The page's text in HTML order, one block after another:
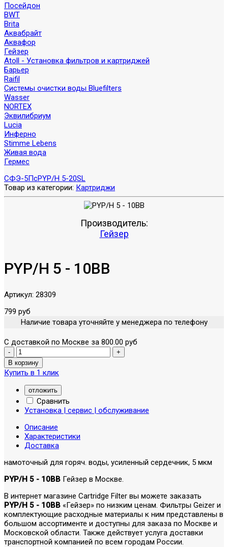
Посейдон
BWT
Brita
Аквабрайт
Аквафор
Гейзер
Atoll - Установка фильтров и картриджей
Барьер
Raifil
Системы очистки воды Bluefilters
Wasser
NORTEX
Эквилибриум
Lucia
Инферно
Stimme Lebens
Живая вода
Гермес
СФЭ-5ПсPYP/H 5-20SL
Товар из категории: Картриджи
Производитель:
Гейзер
PYP/H 5 - 10BB
Артикул: 28309
799 руб
Наличие товара уточняйте у менеджера по телефону
С доставкой по Москве за 800.00 руб
Купить в 1 клик
отложить
Сравнить
Установка | сервис | обслуживание
Описание
Характеристики
Доставка
намоточный для горяч. воды, усиленный сердечник, 5 мкм
PYP/H 5 - 10BB Гейзер в Москве.
В интернет магазине Cartridge Filter вы можете заказать
PYP/H 5 - 10BB «Гейзер» по низким ценам. Фильтры Geizer и
комплектующие расходные материалы к ним представлены в
большом ассортименте и доступны для заказа по Москве и
Московской области. Также действует услуга доставки
транспортной компанией по всем городам России.